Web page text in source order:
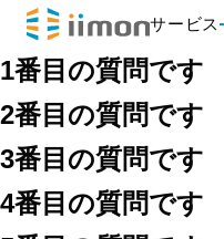
サービス
1番目の質問です
2番目の質問です
3番目の質問です
4番目の質問です